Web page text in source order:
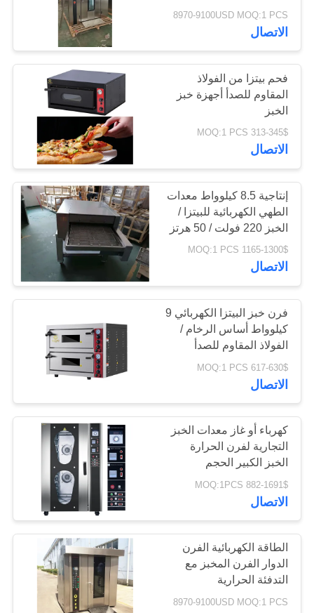
PRIVACY
POLICY
التجارية
8970-9100USD MOQ:1 PCS
الاتصال
فحم بيتزا من الفولاذ
المقاوم للصدأ أجهزة خبز
الخبز
313-345$ MOQ:1 PCS
الاتصال
إنتاجية 8.5 كيلوواط معدات
الطهي الكهربائية للبيتزا /
الخبز 220 فولت / 50 هرتز
الآلات التجارية
1165-1300$ MOQ:1 PCS
الاتصال
فرن خبز البيتزا الكهربائي 9
كيلوواط أساس الرخام /
الفولاذ المقاوم للصدأ
معدات الخبز التجارية
617-630$ MOQ:1 PCS
الاتصال
كهرباء أو غاز معدات الخبز
التجارية لفرن الحرارة
الخبز الكبير الحجم
882-1691$ MOQ:1PCS
الاتصال
الطاقة الكهربائية الفرن
الدوار الفرن المخبز مع
التدفئة الحرارية
8970-9100USD MOQ:1 PCS